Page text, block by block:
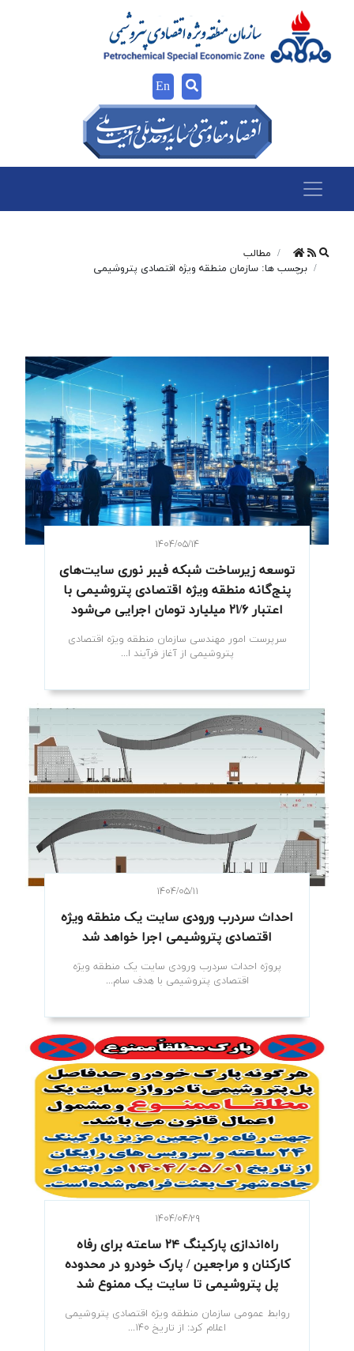
En
مطالب
برچسب ها: سازمان منطقه ویژه اقتصادی پتروشیمی
۱۴۰۴/۰۵/۱۴
توسعه زیرساخت شبکه فیبر نوری سایت‌های
پنج‌گانه منطقه ویژه اقتصادی پتروشیمی با
اعتبار ۲۱/۶ میلیارد تومان اجرایی می‌شود
سرپرست امور مهندسی سازمان منطقه ویژه اقتصادی
پتروشیمی از آغاز فرآیند ا...
۱۴۰۴/۰۵/۱۱
احداث سردرب ورودی سایت یک منطقه ویژه
اقتصادی پتروشیمی اجرا خواهد شد
پروژه احداث سردرب ورودی سایت یک منطقه ویژه
اقتصادی پتروشیمی با هدف سام...
۱۴۰۴/۰۴/۲۹
راه‌اندازی پارکینگ ۲۴ ساعته برای رفاه
کارکنان و مراجعین / پارک خودرو در محدوده
پل پتروشیمی تا سایت یک ممنوع شد
روابط عمومی سازمان منطقه ویژه اقتصادی پتروشیمی
اعلام کرد: از تاریخ ۱۴۰...